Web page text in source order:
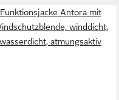
Funktionsjacke Antora mit
winddicht,
wasserdicht, atmungsaktiv